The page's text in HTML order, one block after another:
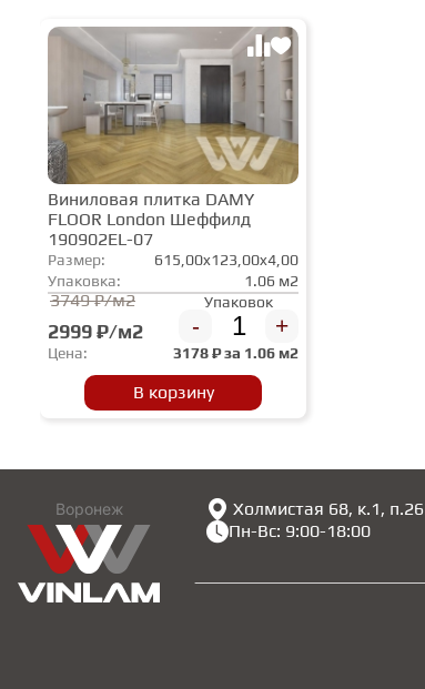
Виниловая плитка DAMY
FLOOR London Шеффилд
190902EL-07
Размер:
615,00x123,00x4,00
Упаковка:
1.06 м2
3749 ₽/м2
2999 ₽/м2
Упаковок
- +
Цена: 3178₽ за 1.06 м2
В корзину
Воронеж
Холмистая 68, к.1,
Пн-Вс: 9:00-18:00